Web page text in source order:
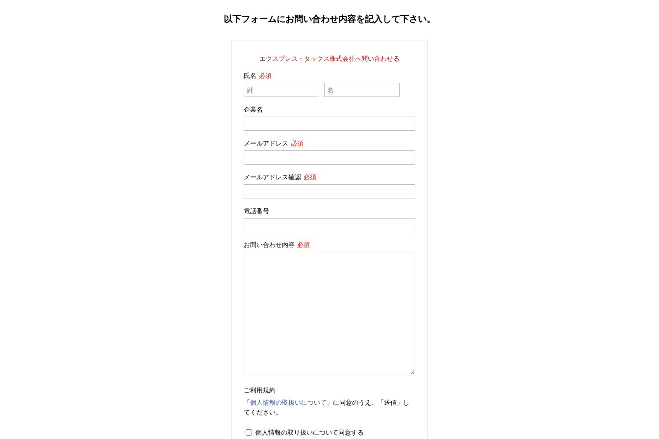
以下フォームにお問い合わせ内容を記入して下さい。
エクスプレス・タックス株式会社へ問い合わせる
氏名
企業名
メールアドレス
メールアドレス確認
電話番号
お問い合わせ内容
ご利用規約
「個人情報の取扱いについて 」に同意のうえ、「送信」し
てください。
個人情報の取り扱いについて同意する